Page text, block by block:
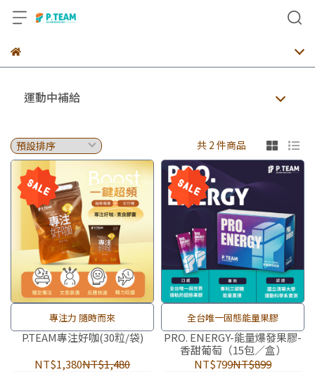
運動中補給
共 2 件商品
專注力 隨時而來
P.TEAM專注好咖(30粒/袋)
NT$1,380NT$1,480
全台唯一固態能量果膠
PRO. ENERGY-能量爆發果膠-
香甜葡萄（15包／盒）
NT$799NT$899